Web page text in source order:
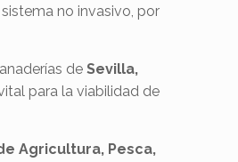
no invasivo, por
de Sevilla,
para la viabilidad de
Agricultura, Pesca,